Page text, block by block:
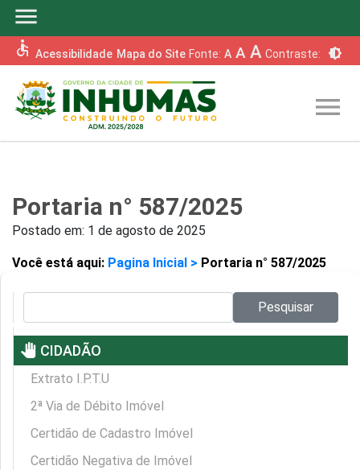
menu
accessible Acessibilidade Mapa do Site Fonte: A A A Contraste: brightness_6
menu
Portaria n° 587/2025
Postado em: 1 de agosto de 2025
Você está aqui: Pagina Inicial > Portaria n° 587/2025
Pesquisar
pan_tool CIDADÃO
Extrato I.P.T.U
2ª Via de Débito Imóvel
Certidão de Cadastro Imóvel
Certidão Negativa de Imóvel